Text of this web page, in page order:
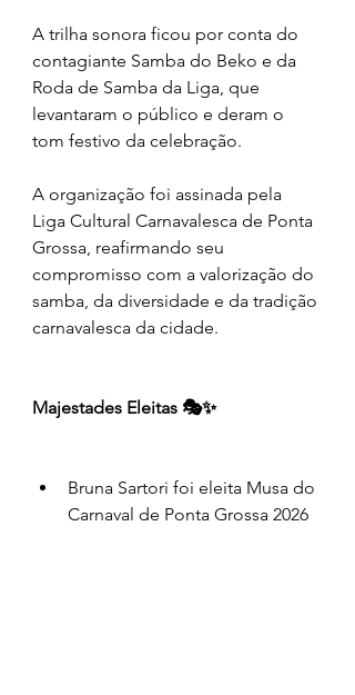
A trilha sonora ficou por conta do
contagiante Samba do Beko e da
Roda de Samba da Liga, que
levantaram o público e deram o
tom festivo da celebração.
A organização foi assinada pela
Liga Cultural Carnavalesca de Ponta
Grossa, reafirmando seu
compromisso com a valorização do
samba, da diversidade e da tradição
carnavalesca da cidade.
Majestades Eleitas 🎭✨
Bruna Sartori foi eleita Musa do
Carnaval de Ponta Grossa 2026